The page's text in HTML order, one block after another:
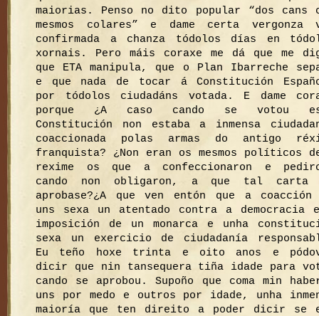
maiorias. Penso no dito popular “dos cans
mesmos colares” e dame certa vergonza
confirmada a chanza tódolos días en
xornais. Pero máis coraxe me dá que me
que ETA manipula, que o Plan Ibarreche
e que nada de tocar á Constitución
por tódolos ciudadáns votada. E dame
porque ¿A caso cando se votou
Constitución non estaba a inmensa
coaccionada polas armas do antigo
franquista? ¿Non eran os mesmos políticos
rexime os que a confeccionaron e
cando non obligaron, a que tal carta
aprobase?¿A que ven entón que a coacción
uns sexa un atentado contra a democracia
imposición de un monarca e unha
sexa un exercicio de ciudadanía
Eu teño hoxe trinta e oito anos e
dicir que nin tansequera tiña idade para
cando se aprobou. Supoño que coma min
uns por medo e outros por idade, unha
maioría que ten direito a poder dicir se